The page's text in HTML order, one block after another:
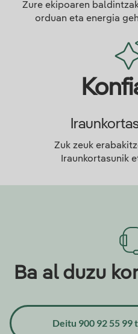
Zure ekipoaren
orduan eta energia
Zuk zeuk
Iraunkortasunik
Ba al duzu
Deitu 900 92 55